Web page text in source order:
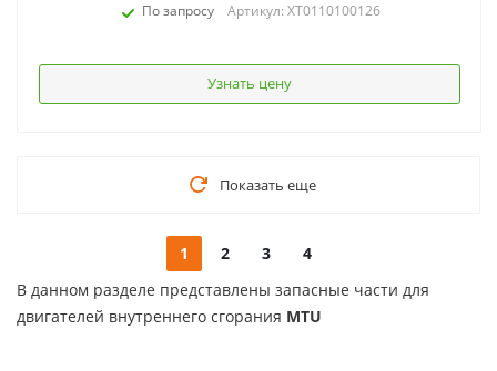
По запросу Артикул: XT0110100126
Узнать цену
Показать еще
1 2 3
4
В данном разделе представлены запасные части для
двигателей внутреннего сгорания MTU